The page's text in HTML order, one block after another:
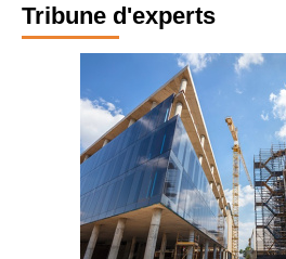
Tribune d'experts